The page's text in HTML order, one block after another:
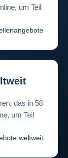
um Teil
das in 58
um Teil
weltweit